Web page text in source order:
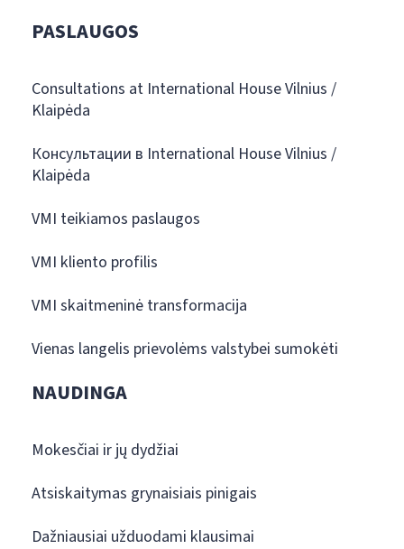
PASLAUGOS
Consultations at International House Vilnius /
Klaipėda
Консультации в International House Vilnius /
Klaipėda
VMI teikiamos paslaugos
VMI kliento profilis
VMI skaitmeninė transformacija
Vienas langelis prievolėms valstybei sumokėti
NAUDINGA
Mokesčiai ir jų dydžiai
Atsiskaitymas grynaisiais pinigais
Dažniausiai užduodami klausimai